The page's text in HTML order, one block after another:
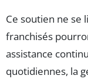
Ce soutien ne se
franchisés
assistance
quotidiennes, la